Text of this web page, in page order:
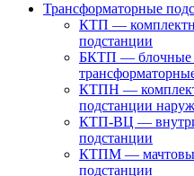
Трансформаторные
КТП —
подстанции
БКТП — блочные
КТПН —
подстанции
КТП-ВЦ —
подстанции
КТПМ —
подстанции